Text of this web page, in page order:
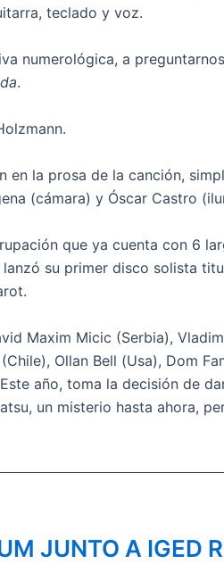
teclado y voz.
numerológica, a
.
en la prosa de la canción,
(cámara) y Óscar Castro
que ya cuenta con 6
su primer disco solista
Maxim Micic (Serbia),
Ollan Bell (Usa), Dom
año, toma la decisión de
un misterio hasta ahora,
JUNTO A IGED